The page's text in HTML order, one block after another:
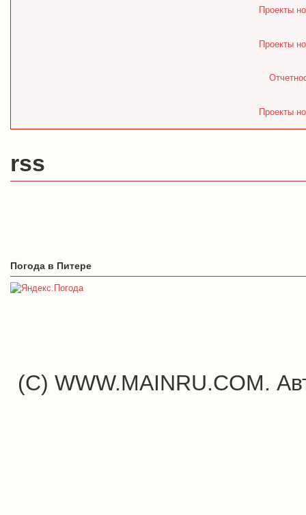
Проекты
Проекты
Проекты
rss
Погода в Питере
(C) WWW.MAINRU.COM.